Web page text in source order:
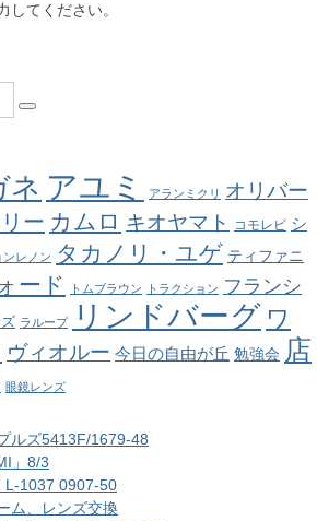
してください。
ネ アユミ アランミクリ
オリバー
ー カムロ キオヤマト コモレビ シ
ンレノン タカノリ・ユゲ ティファニ
ード トムブラウン トラクション フランシ
ラループ リンドバーグ ワ
ヴィオルー 今日の自由が丘 勉強会 店
眼鏡レンズ
ルズ5413F/1679-48
」8/3
L-1037 0907-50
ム、レンズ交換